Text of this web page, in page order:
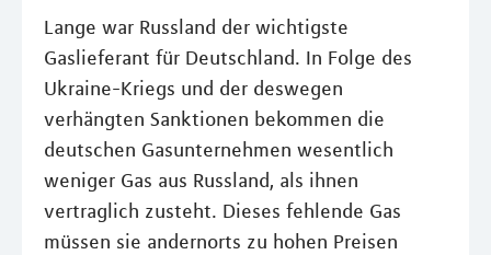
Lange war Russland der wichtigste
Gaslieferant für Deutschland. In Folge des
Ukraine-Kriegs und der deswegen
verhängten Sanktionen bekommen die
deutschen Gasunternehmen wesentlich
weniger Gas aus Russland, als ihnen
vertraglich zusteht. Dieses fehlende Gas
müssen sie andernorts zu hohen Preisen